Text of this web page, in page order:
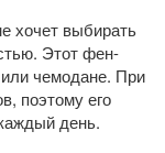
хочет выбирать
Этот фен-
чемодане. При
поэтому его
день.